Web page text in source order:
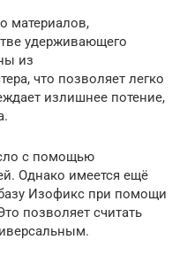
материалов,
удерживающего
из
что позволяет легко
излишнее потение,
с помощью
Однако имеется ещё
Изофикс при помощи
позволяет считать